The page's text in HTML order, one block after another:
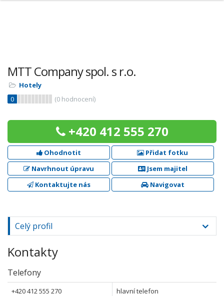
MTT Company spol. s r.o.
Hotely
0
(0 hodnocení)
+420 412 555 270
Ohodnotit
Přidat fotku
Navrhnout úpravu
Jsem majitel
Kontaktujte nás
Navigovat
Celý profil
Kontakty
Telefony
+420 412 555 270
hlavní telefon